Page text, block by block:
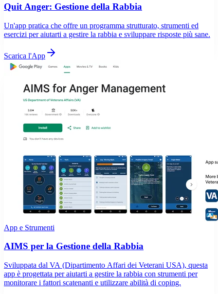
Quit Anger: Gestione della Rabbia
Un'app pratica che offre un programma strutturato, strumenti ed
esercizi per aiutarti a gestire la rabbia e sviluppare risposte più sane.
Scarica l'App
App e Strumenti
AIMS per la Gestione della Rabbia
Sviluppata dal VA (Dipartimento Affari dei Veterani USA), questa
app è progettata per aiutarti a gestire la rabbia con strumenti per
monitorare i fattori scatenanti e utilizzare abilità di coping.